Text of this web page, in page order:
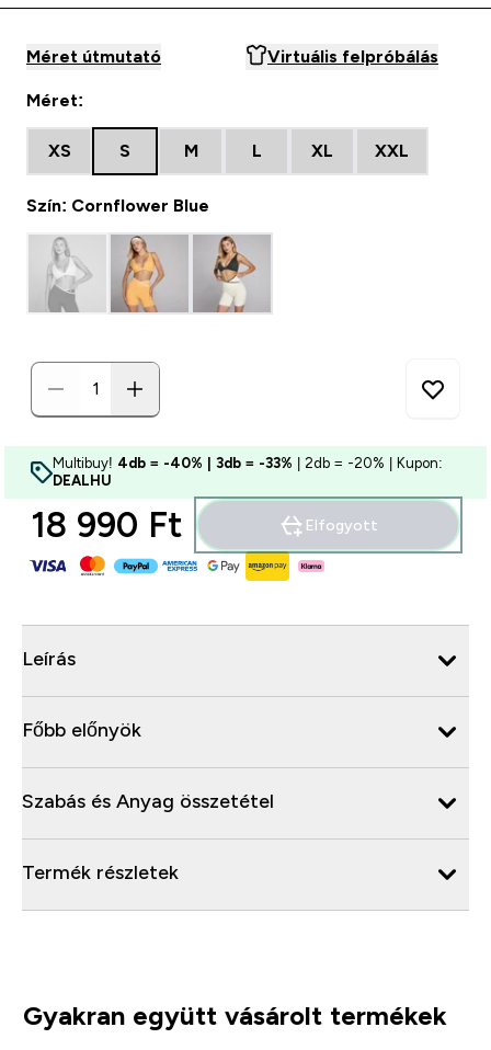
Méret útmutató Virtuális felpróbálás
Méret:
XS S M L XL XXL
Szín: Cornflower Blue
Multibuy! 4db = -40% | 3db = -33% | 2db = -20% | Kupon:
DEALHU
18 990 Ft‎ Elfogyott
Leírás
Főbb előnyök
Szabás és Anyag összetétel
Termék részletek
Gyakran együtt vásárolt termékek